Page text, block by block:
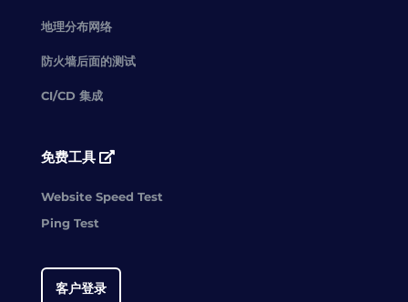
地理分布网络
防火墙后面的测试
CI/CD 集成
免费工具
Website Speed Test
Ping Test
客户登录